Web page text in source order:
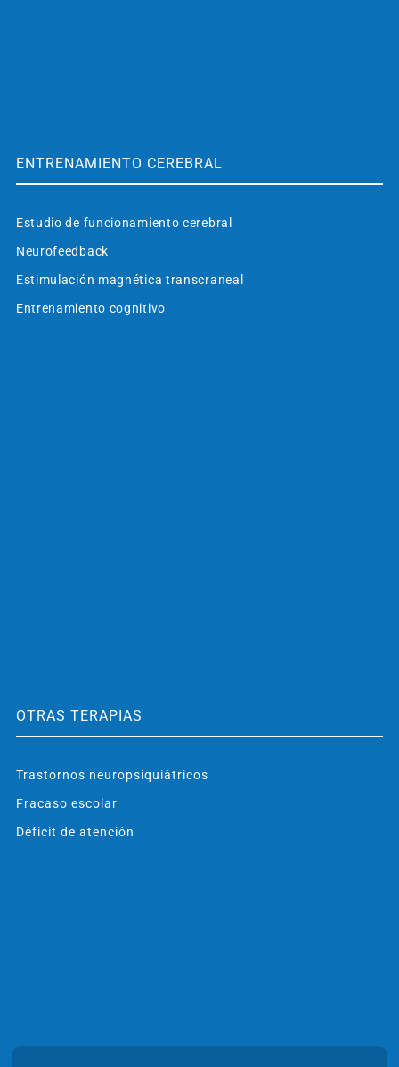
ENTRENAMIENTO CEREBRAL
Estudio de funcionamiento cerebral
Neurofeedback
Estimulación magnética transcraneal
Entrenamiento cognitivo
OTRAS TERAPIAS
Trastornos neuropsiquiátricos
Fracaso escolar
Déficit de atención